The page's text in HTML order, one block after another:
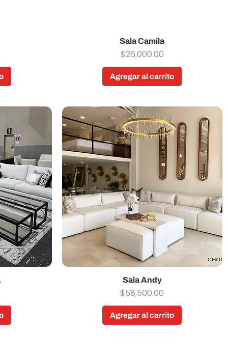
Vista rápida
Sala Camila
Precio
$26,000.00
Agregar al carrito
Vista rápida
Sala Andy
Precio
$58,500.00
Agregar al carrito